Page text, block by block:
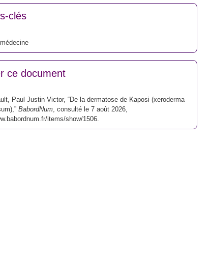
clés
ce document
Paul Justin Victor, “De la dermatose de Kaposi (xeroderma
BabordNum, consulté le 7 août 2026,
items/show/1506.